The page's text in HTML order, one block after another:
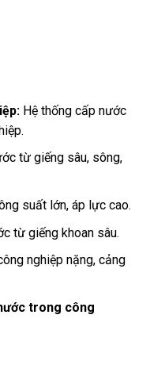
Hệ thống cấp nước
từ giếng sâu, sông,
suất lớn, áp lực cao.
từ giếng khoan sâu.
nghiệp nặng, cảng
trong công